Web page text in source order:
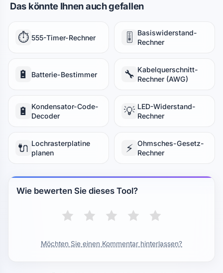
Das könnte Ihnen auch gefallen
⏱️ 555-Timer-Rechner 🎚️
Basiswiderstand-
Rechner
🔋 Batterie-Bestimmer 🔧 Kabelquerschnitt-
Rechner (AWG)
🔋
Kondensator-Code-
Decoder
💡 LED-Widerstand-
Rechner
🔌 Lochrasterplatine
planen
⚡ Ohmsches-Gesetz-
Rechner
Wie bewerten Sie dieses Tool?
Möchten Sie einen Kommentar hinterlassen?